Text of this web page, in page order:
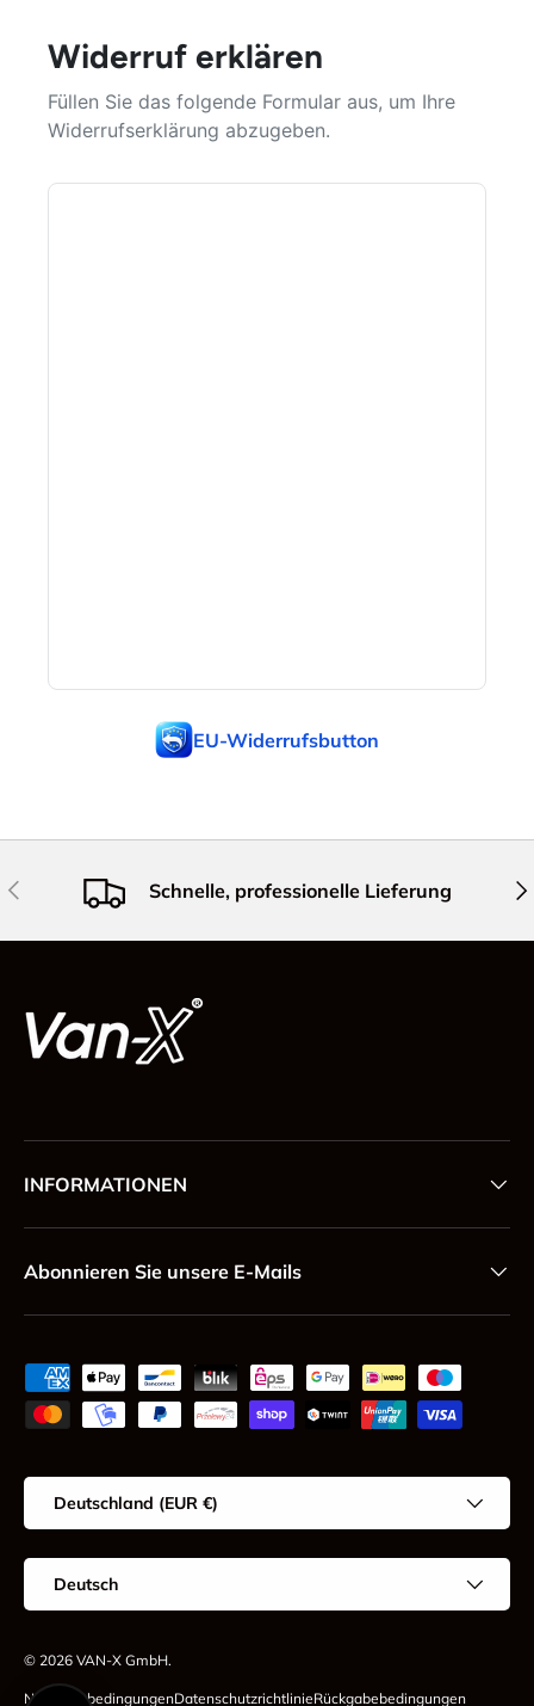
Widerruf erklären
Füllen Sie das folgende Formular aus, um Ihre
Widerrufserklärung abzugeben.
EU-Widerrufsbutton
Vorherige Schnelle, professionelle Lieferung
INFORMATIONEN
Abonnieren Sie unsere E-Mails
Zahlungsmethoden
Deutschland (EUR €)
Deutsch
© 2026 VAN-X GmbH.
NutzungsbedingungenDatenschutzrichtlinieRückgabebedingungen